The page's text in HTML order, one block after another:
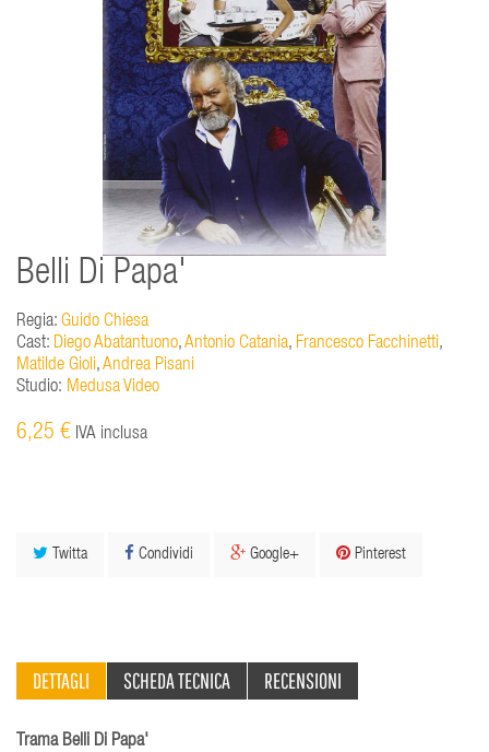
Belli Di Papa'
Regia: Guido Chiesa
Cast: Diego Abatantuono,Antonio Catania, Francesco Facchinetti,
Matilde Gioli,Andrea Pisani
Studio: Medusa Video
6,25 € IVA inclusa
Twitta Condividi Google+ Pinterest
DETTAGLI SCHEDA TECNICA RECENSIONI
Trama Belli Di Papa'